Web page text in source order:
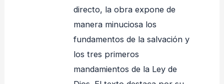
directo, la obra expone de
manera minuciosa los
fundamentos de la salvación y
los tres primeros
mandamientos de la Ley de